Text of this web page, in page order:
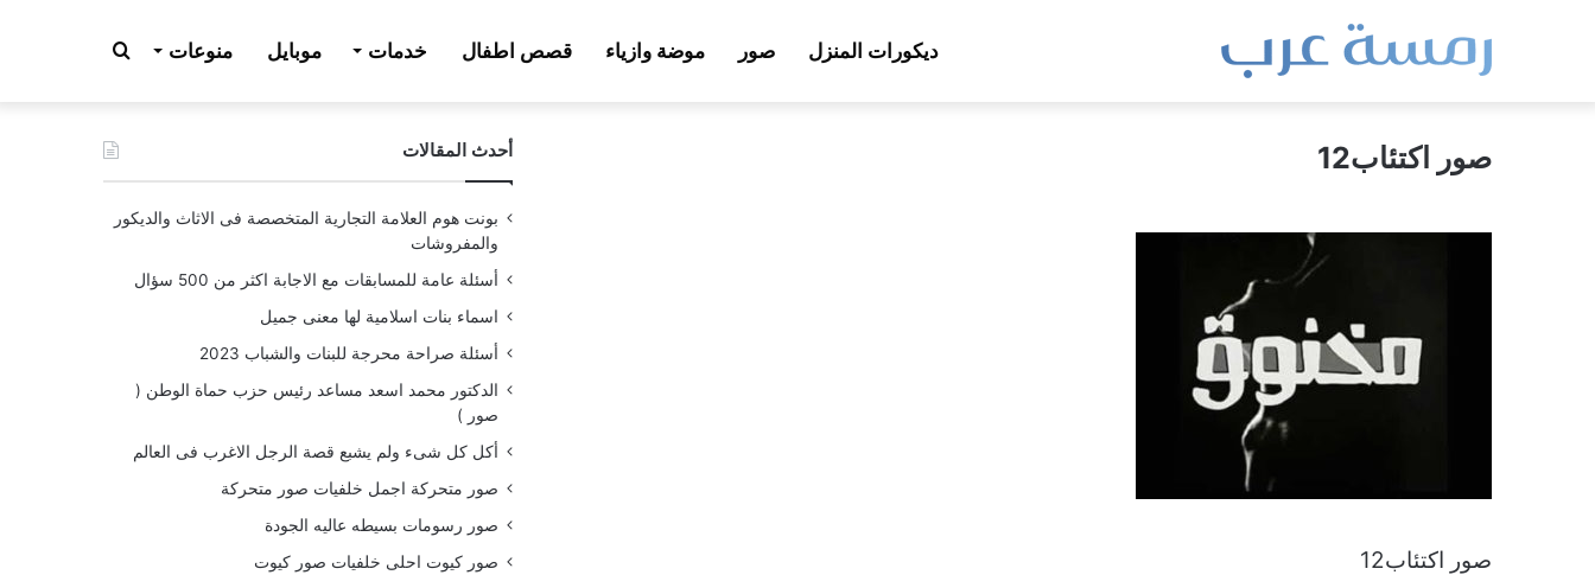
ديكورات المنزل صور موضة وازياء قصص اطفال خدمات موبايل منوعات بحث
عن صور اكتئاب12
صور اكتئاب12
أحدث المقالات
بونت هوم العلامة التجارية المتخصصة فى الاثاث والديكور
والمفروشات
أسئلة عامة للمسابقات مع الاجابة اكثر من 500 سؤال
اسماء بنات اسلامية لها معنى جميل
أسئلة صراحة محرجة للبنات والشباب 2023
الدكتور محمد اسعد مساعد رئيس حزب حماة الوطن (
صور )
أكل كل شىء ولم يشبع قصة الرجل الاغرب فى العالم
صور متحركة اجمل خلفيات صور متحركة
صور رسومات بسيطه عاليه الجودة
صور كيوت احلى خلفيات صور كيوت